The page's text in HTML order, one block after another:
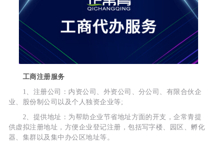
工商注册服务
1、注册公司：内资公司、外资公司、分公司、有限合伙企
业、股份制公司以及个人独资企业等;
2、提供地址：为帮助企业节省地址方面的开支，企常青提
供虚拟注册地址，方便企业登记注册，包括写字楼、园区、孵化
器、集群以及集中办公区地址等。